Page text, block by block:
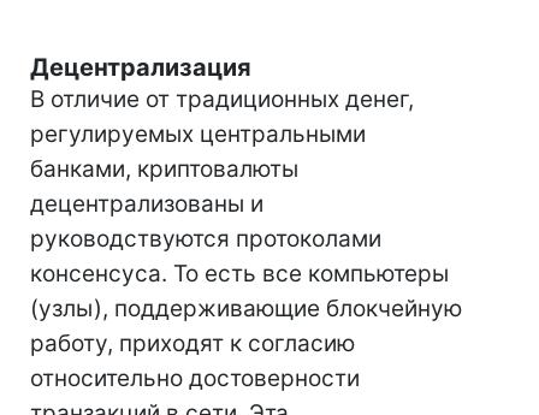
Децентрализация
В отличие от традиционных денег,
регулируемых центральными
банками, криптовалюты
децентрализованы и
руководствуются протоколами
консенсуса. То есть все компьютеры
(узлы), поддерживающие блокчейную
работу, приходят к согласию
относительно достоверности